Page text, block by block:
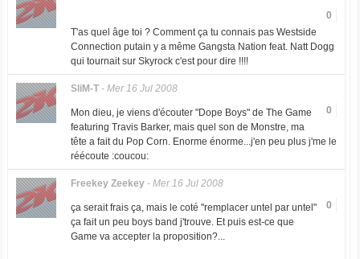
0
T'as quel âge toi ? Comment ça tu connais pas Westside
Connection putain y a même Gangsta Nation feat. Natt Dogg
qui tournait sur Skyrock c'est pour dire !!!!
SliM-T- Mer 16 Jul 2008
0
Mon dieu, je viens d'écouter "Dope Boys" de The Game
featuring Travis Barker, mais quel son de Monstre, ma
tête a fait du Pop Corn. Enorme énorme...j'en peu plus j'me le
réécoute :coucou:
Freekey Zeekey- Mer 16 Jul 2008
0
ça serait frais ça, mais le coté "remplacer untel par untel"
ça fait un peu boys band j'trouve. Et puis est-ce que
Game va accepter la proposition?...